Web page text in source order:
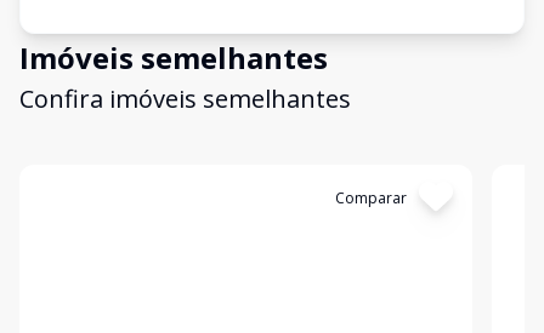
Imóveis semelhantes
Confira imóveis semelhantes
Comparar